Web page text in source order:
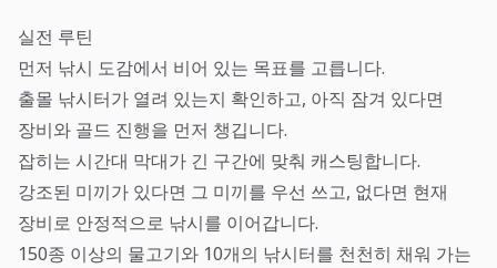
실전 루틴
먼저 낚시 도감에서 비어 있는 목표를 고릅니다.
출몰 낚시터가 열려 있는지 확인하고, 아직 잠겨 있다면
장비와 골드 진행을 먼저 챙깁니다.
잡히는 시간대 막대가 긴 구간에 맞춰 캐스팅합니다.
강조된 미끼가 있다면 그 미끼를 우선 쓰고, 없다면 현재
장비로 안정적으로 낚시를 이어갑니다.
150종 이상의 물고기와 10개의 낚시터를 천천히 채워 가는